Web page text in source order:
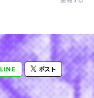
LINE ポスト